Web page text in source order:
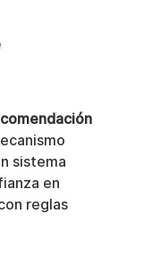
sistema
en
reglas